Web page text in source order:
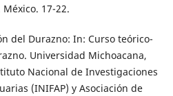
17-22.
del Durazno: In: Curso teórico-
Universidad Michoacana,
Nacional de Investigaciones
(INIFAP) y Asociación de